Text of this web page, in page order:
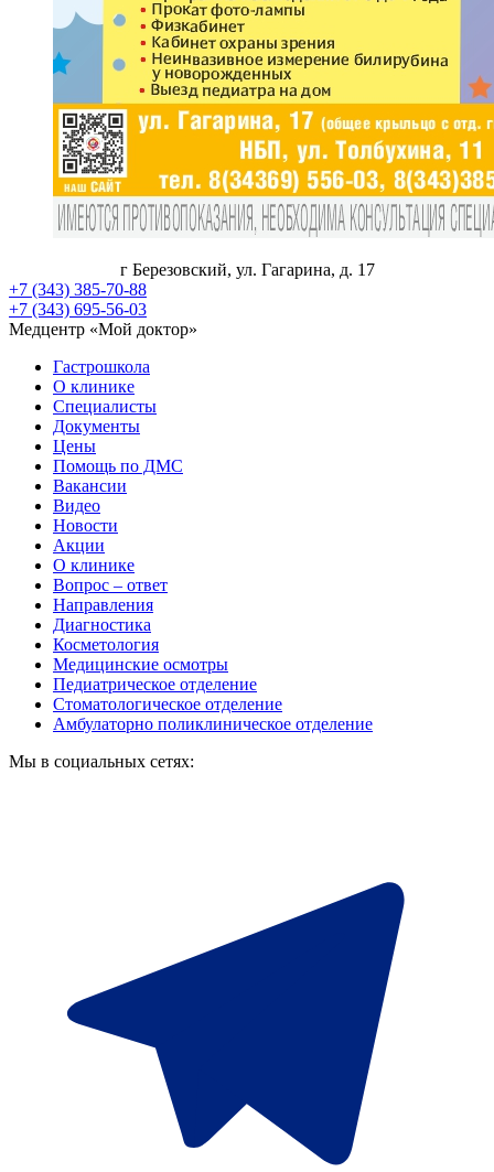
г Березовский, ул. Гагарина, д. 17
+7 (343) 385-70-88
+7 (343) 695-56-03
Медцентр «Мой доктор»
Гастрошкола
О клинике
Специалисты
Документы
Цены
Помощь по ДМС
Вакансии
Видео
Новости
Акции
О клинике
Вопрос – ответ
Направления
Диагностика
Косметология
Медицинские осмотры
Педиатрическое отделение
Стоматологическое отделение
Амбулаторно поликлиническое отделение
Мы в социальных сетях: